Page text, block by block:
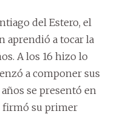
del Estero, el
aprendió a tocar la
A los 16 hizo lo
a componer sus
se presentó en
firmó su primer